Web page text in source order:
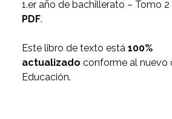
1.er año de bachillerato – Tomo 2
PDF.
Este libro de texto está 100%
actualizado conforme al nuevo
Educación.